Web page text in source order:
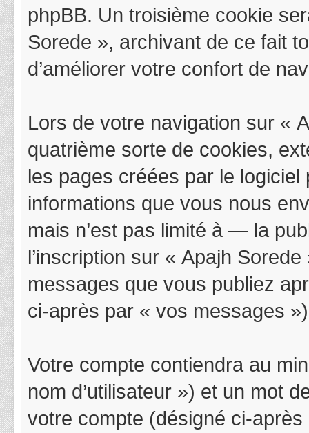
phpBB. Un troisième cookie
Sorede », archivant de ce fait
d’améliorer votre confort de
Lors de votre navigation sur «
quatrième sorte de cookies,
les pages créées par le
informations que vous nous
mais n’est pas limité à — la
l’inscription sur « Apajh
messages que vous publiez
ci-après par « vos messages
Votre compte contiendra au
nom d’utilisateur ») et un mot
votre compte (désigné ci-